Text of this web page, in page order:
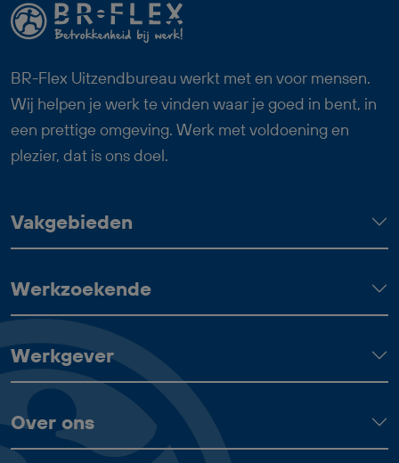
een vaste baan. Deze functie als
Productiemedewerker Bouwelementen
past goed bij iemand die graag met zijn
handen werkt, nauwkeurig is en trots wil
zijn op het eindresultaat.
BR-Flex Uitzendbureau werkt met en voor mensen.
Wij helpen je werk te vinden waar je goed in bent, in
een prettige omgeving. Werk met voldoening en
plezier, dat is ons doel.
Vakgebieden
Werkzoekende
Werkgever
Over ons